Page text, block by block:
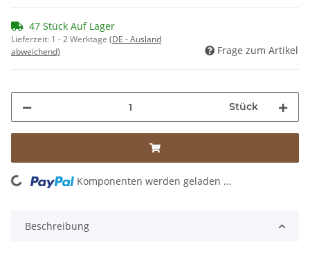
47 Stück Auf Lager
Lieferzeit: 1 - 2 Werktage (DE - Ausland
abweichend)
Frage zum Artikel
Stück
Komponenten werden geladen ...
Beschreibung